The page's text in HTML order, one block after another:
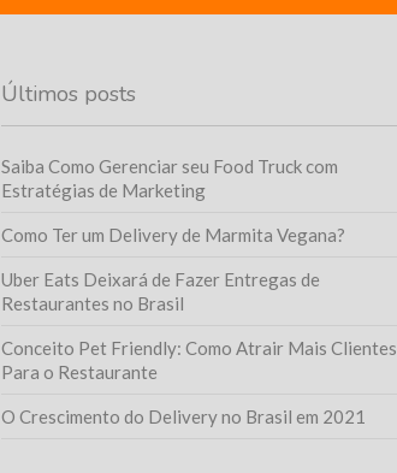
Últimos posts
Saiba Como Gerenciar seu Food Truck com
Estratégias de Marketing
Como Ter um Delivery de Marmita Vegana?
Uber Eats Deixará de Fazer Entregas de
Restaurantes no Brasil
Conceito Pet Friendly: Como Atrair Mais Clientes
Para o Restaurante
O Crescimento do Delivery no Brasil em 2021